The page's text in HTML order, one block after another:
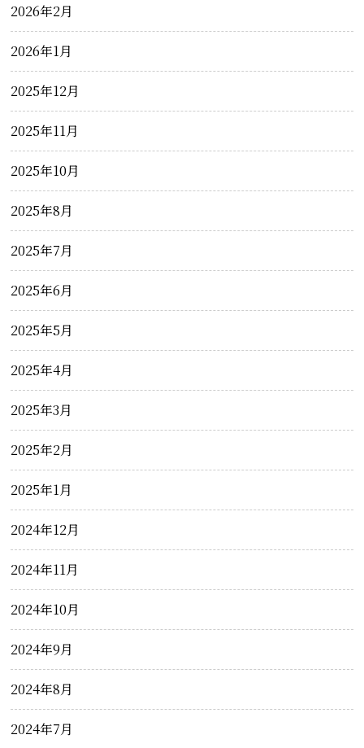
2026年2月
2026年1月
2025年12月
2025年11月
2025年10月
2025年8月
2025年7月
2025年6月
2025年5月
2025年4月
2025年3月
2025年2月
2025年1月
2024年12月
2024年11月
2024年10月
2024年9月
2024年8月
2024年7月